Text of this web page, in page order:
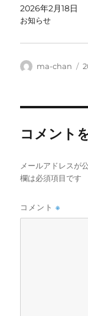
2026年2月18日
お知らせ
投
ma-chan
コメント
メールアドレスが
欄は必須項目です
コメント※